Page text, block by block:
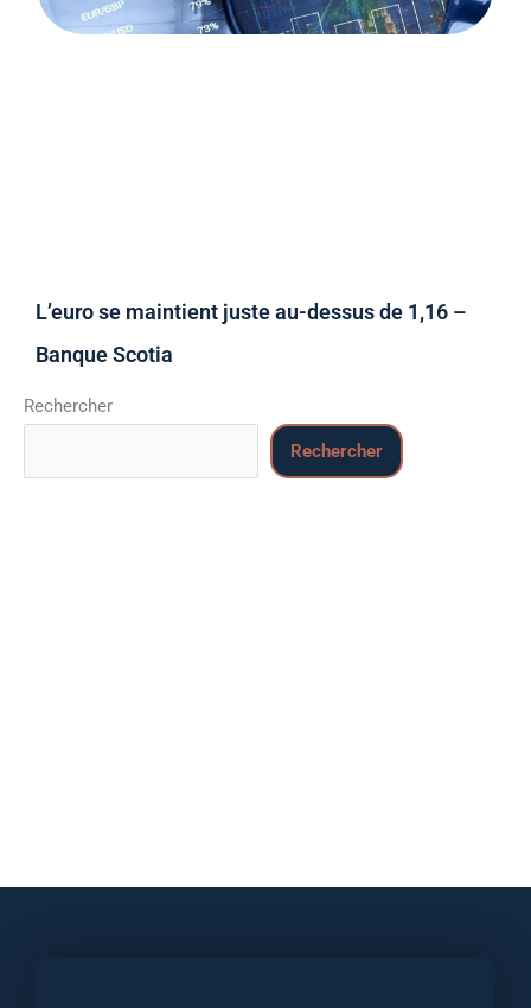
L’euro se maintient juste au-dessus de 1,16 –
Banque Scotia
Rechercher
Rechercher